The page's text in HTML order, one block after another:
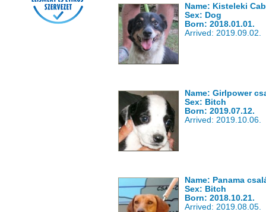
Name: Kisteleki
Sex: Dog
Born: 2018.01.01.
Arrived: 2019.09.02.
Name: Girlpower
Sex: Bitch
Born: 2019.07.12.
Arrived: 2019.10.06.
Name: Panama
Sex: Bitch
Born: 2018.10.21.
Arrived: 2019.08.05.